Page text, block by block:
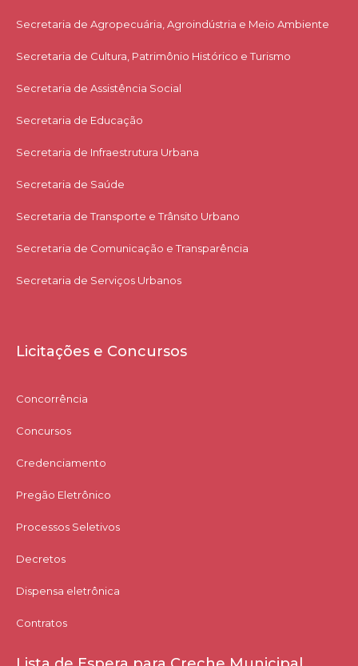
Secretaria de Agropecuária, Agroindústria e Meio Ambiente
Secretaria de Cultura, Patrimônio Histórico e Turismo
Secretaria de Assistência Social
Secretaria de Educação
Secretaria de Infraestrutura Urbana
Secretaria de Saúde
Secretaria de Transporte e Trânsito Urbano
Secretaria de Comunicação e Transparência
Secretaria de Serviços Urbanos
Licitações e Concursos
Concorrência
Concursos
Credenciamento
Pregão Eletrônico
Processos Seletivos
Decretos
Dispensa eletrônica
Contratos